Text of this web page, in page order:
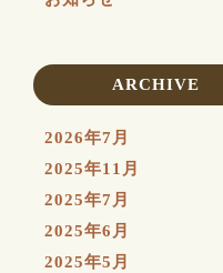
ARCHIVE
2026年7月
2025年11月
2025年7月
2025年6月
2025年5月